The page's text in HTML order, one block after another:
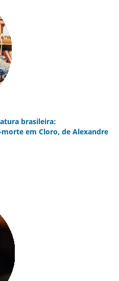
brasileira:
em Cloro, de Alexandre